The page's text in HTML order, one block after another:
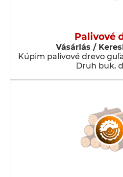
Palivové
Vásárlás /
Kúpim palivové drevo
Druh buk,